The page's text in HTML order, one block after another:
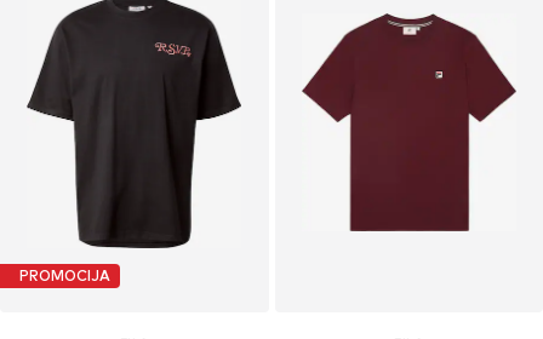
PROMOCIJA